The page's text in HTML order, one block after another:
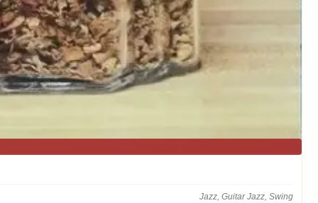
Jazz, Guitar Jazz, Swing